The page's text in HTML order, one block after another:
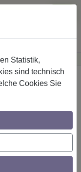
· Sichere Zahlung
520 cm
Statistik,
sind technisch
Cookies Sie